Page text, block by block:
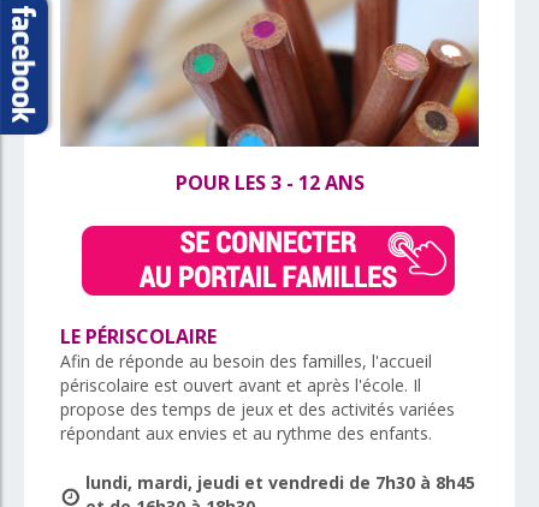
POUR LES 3 - 12 ANS
LE PÉRISCOLAIRE
Afin de réponde au besoin des familles, l'accueil
périscolaire est ouvert avant et après l'école. Il
propose des temps de jeux et des activités variées
répondant aux envies et au rythme des enfants.
lundi, mardi, jeudi et vendredi de 7h30 à 8h45